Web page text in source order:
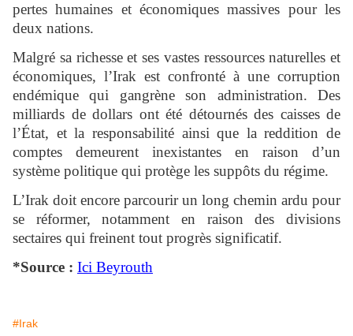
pertes humaines et économiques massives pour les
deux nations.
Malgré sa richesse et ses vastes ressources naturelles et
économiques, l’Irak est confronté à une corruption
endémique qui gangrène son administration. Des
milliards de dollars ont été détournés des caisses de
l’État, et la responsabilité ainsi que la reddition de
comptes demeurent inexistantes en raison d’un
système politique qui protège les suppôts du régime.
L’Irak doit encore parcourir un long chemin ardu pour
se réformer, notamment en raison des divisions
sectaires qui freinent tout progrès significatif.
*Source : Ici Beyrouth
#Irak